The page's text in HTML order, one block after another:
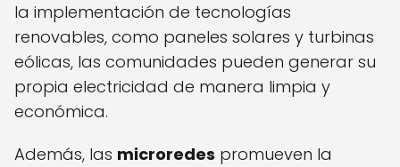
la implementación de tecnologías
renovables, como paneles solares y turbinas
eólicas, las comunidades pueden generar su
propia electricidad de manera limpia y
económica.
Además, las microredes promueven la